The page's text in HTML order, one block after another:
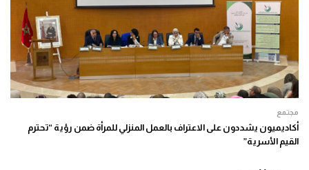
مجتمع
أكاديميون يشددون على الاعتراف بالعمل المنزلي للمرأة ضمن رؤية “تحترم
القيم الأسرية”